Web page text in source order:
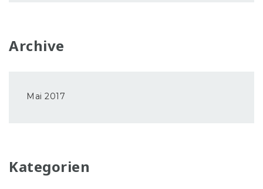
Archive
Mai 2017
Kategorien